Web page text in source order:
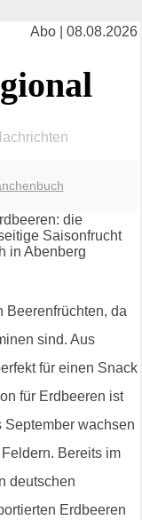
Abo | 08.08.2026
Beerenfrüchten, da
sind. Aus
für einen Snack
für Erdbeeren ist
September wachsen
Bereits im
deutschen
Erdbeeren